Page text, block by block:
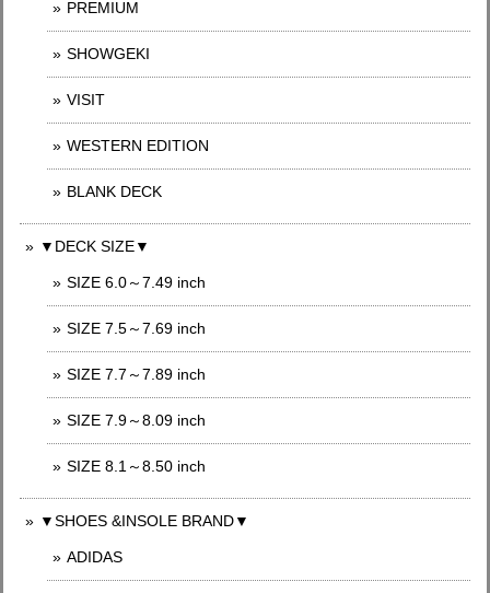
PREMIUM
SHOWGEKI
VISIT
WESTERN EDITION
BLANK DECK
▼DECK SIZE▼
SIZE 6.0～7.49 inch
SIZE 7.5～7.69 inch
SIZE 7.7～7.89 inch
SIZE 7.9～8.09 inch
SIZE 8.1～8.50 inch
▼SHOES &INSOLE BRAND▼
ADIDAS